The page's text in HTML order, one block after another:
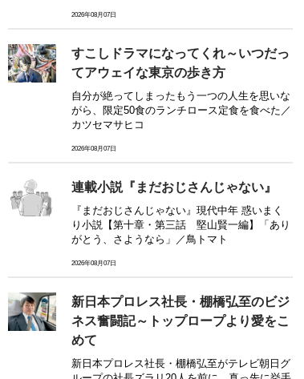
2026年08月07日
すこしドラマになってくれ～いつだっ
てアウェイな東京の歩き方
自分が絶ってしまったもう一つの人生を思いな
がら、限定50食のランチロース定食を食べた／
カツセマサヒコ
2026年08月07日
連載小説『まだおじさんじゃない』
『まだおじさんじゃない』現代中年 惑いまく
り小説【第十章・第三話 堅山賢一編】「あり
がとう、さようなら」／鳥トマト
2026年08月07日
新日本プロレス社長・棚橋弘至のビジ
ネス奮闘記～トップロープより愛をこ
めて
新日本プロレス社長・棚橋弘至がテレビ朝日グ